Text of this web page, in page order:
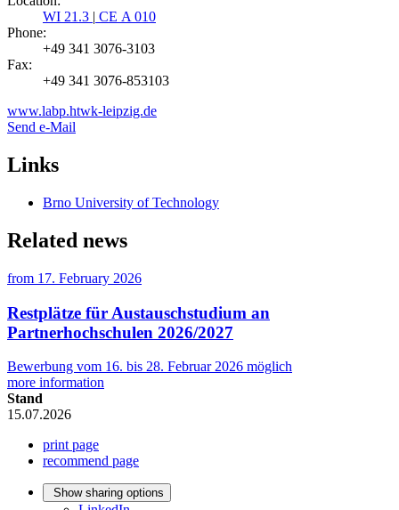
WI 21.3 | CE A 010
Phone:
+49 341 3076-3103
Fax:
+49 341 3076-853103
www.labp.htwk-leipzig.de
Send e-Mail
Links
Brno University of Technology
Related news
from 17. February 2026
Restplätze für Austauschstudium an
Partnerhochschulen 2026/2027
Bewerbung vom 16. bis 28. Februar 2026 möglich
more information
Stand
15.07.2026
print page
recommend page
Show sharing options